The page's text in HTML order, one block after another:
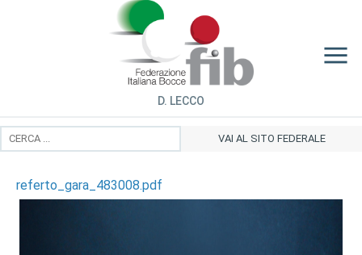
D. LECCO
VAI AL SITO FEDERALE
referto_gara_483008.pdf